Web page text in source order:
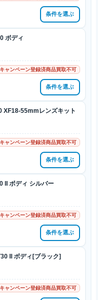
条件を選ぶ
ボディ
ャンペーン登録済商品買取不可
条件を選ぶ
XF18-55mmレンズキット
ャンペーン登録済商品買取不可
条件を選ぶ
II ボディ シルバー
ャンペーン登録済商品買取不可
条件を選ぶ
II ボディ[ブラック]
ャンペーン登録済商品買取不可